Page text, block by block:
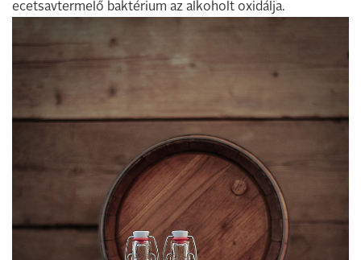
ecetsavtermelő baktérium az alkoholt oxidálja.